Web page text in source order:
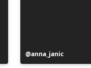
Publicación
realizada
anna_janic